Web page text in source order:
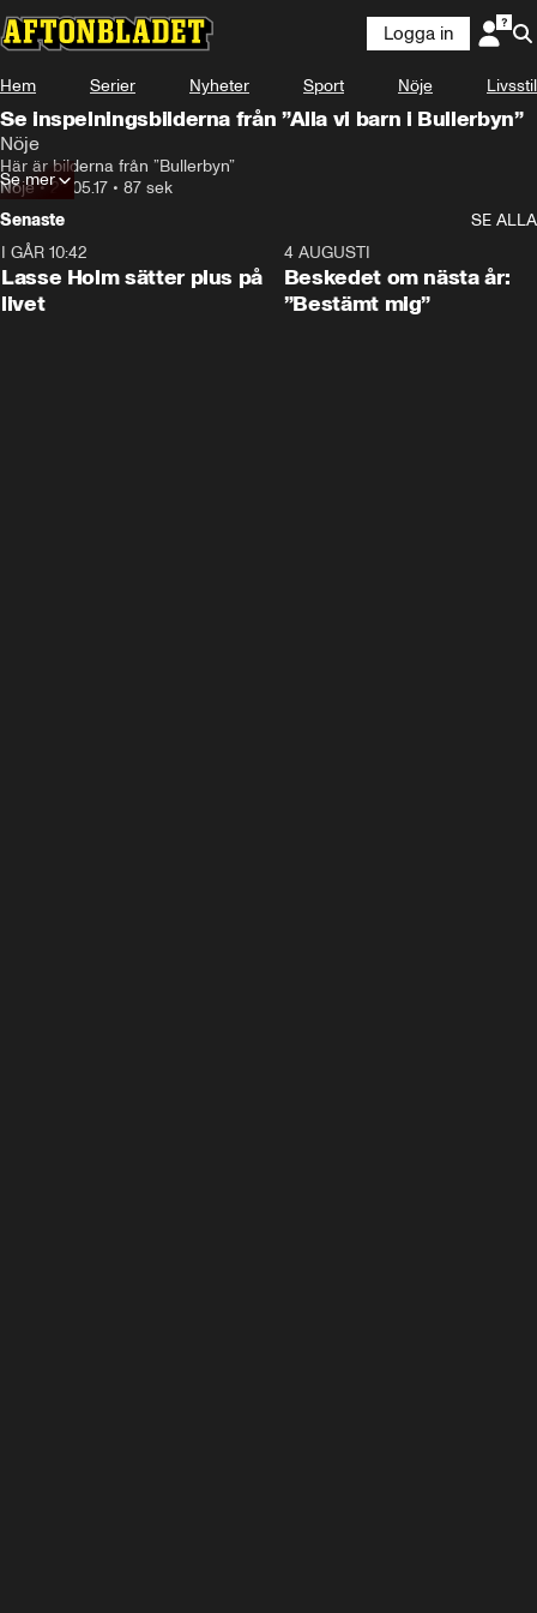
Logga in
Hem Serier Nyheter Sport Nöje Livsstil
Se inspelningsbilderna från ”Alla vi barn i Bullerbyn”
Nöje
Här är bilderna från ”Bullerbyn”
Nöje•23.05.17 • 87 sek
Se mer
Senaste
SE ALLA
I GÅR 10:42
Lasse Holm sätter plus på
livet
4 AUGUSTI
Beskedet om nästa år:
”Bestämt mig”